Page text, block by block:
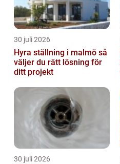
30 juli 2026
Hyra ställning i malmö så
väljer du rätt lösning för
ditt projekt
30 juli 2026